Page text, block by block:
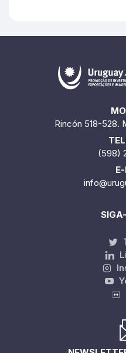
Rincón 518-528.
(598)